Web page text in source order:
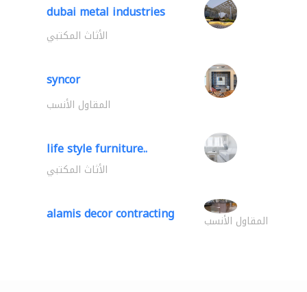
dubai metal industries
الأثاث المكتبي
syncor
المقاول الأنسب
life style furniture..
الأثاث المكتبي
alamis decor contracting المقاول الأنسب